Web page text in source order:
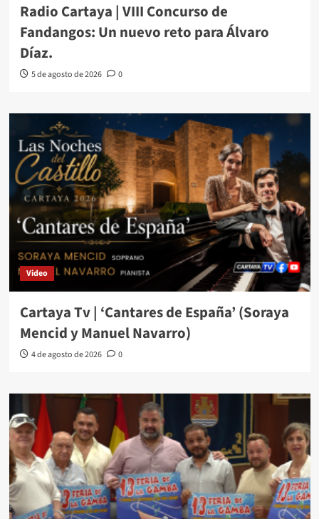
Radio Cartaya | VIII Concurso de
Fandangos: Un nuevo reto para Álvaro
Díaz.
5 de agosto de 2026 0
Video
Cartaya Tv | ‘Cantares de España’ (Soraya
Mencid y Manuel Navarro)
4 de agosto de 2026 0